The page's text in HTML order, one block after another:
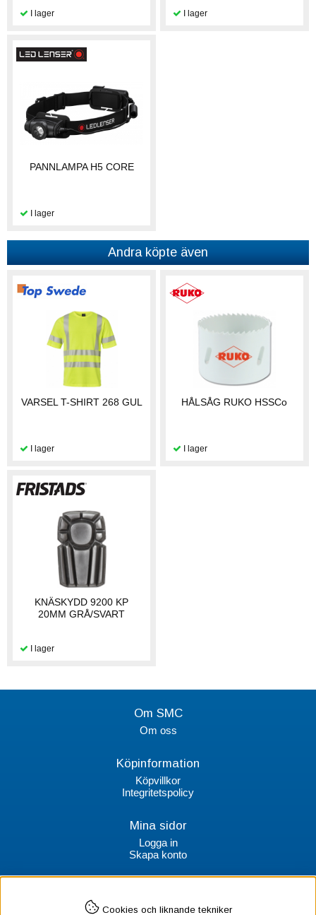
PANNLAMPA H5 CORE
Andra köpte även
VARSEL T-SHIRT 268 GUL HÅLSÅG RUKO HSSCo
KNÄSKYDD 9200 KP
20MM GRÅ/SVART
Om SMC
Om oss
Köpinformation
Köpvillkor
Integritetspolicy
Mina sidor
Logga in
Skapa konto
SMC Stockholms Maskincentral AB
Cookies och liknande tekniker